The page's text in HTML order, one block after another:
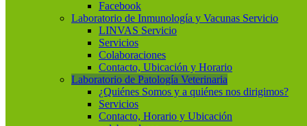
Facebook
Laboratorio de Inmunología y Vacunas Servicio
LINVAS Servicio
Servicios
Colaboraciones
Contacto, Ubicación y Horario
Laboratorio de Patología Veterinaria
¿Quiénes Somos y a quiénes nos dirigimos?
Servicios
Contacto, Horario y Ubicación